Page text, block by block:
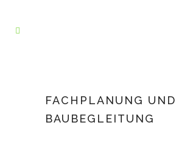
FACHPLANUNG UND
BAUBEGLEITUNG